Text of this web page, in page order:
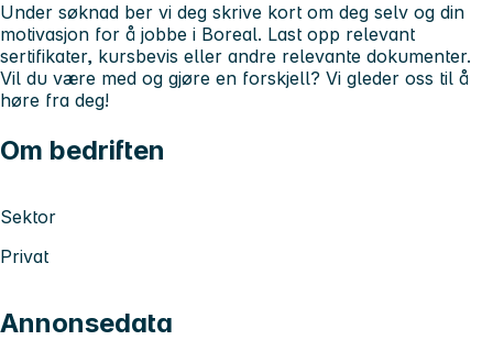
Under søknad ber vi deg skrive kort om deg selv og din
motivasjon for å jobbe i Boreal. Last opp relevant
sertifikater, kursbevis eller andre relevante dokumenter.
Vil du være med og gjøre en forskjell? Vi gleder oss til å
høre fra deg!
Om bedriften
Sektor
Privat
Annonsedata